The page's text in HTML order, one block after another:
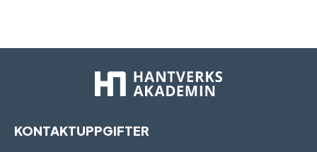
KONTAKTUPPGIFTER